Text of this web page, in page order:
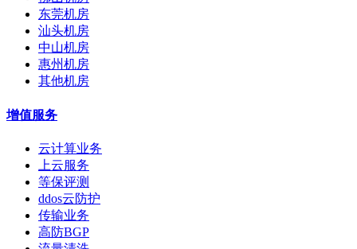
东莞机房
汕头机房
中山机房
惠州机房
其他机房
增值服务
云计算业务
上云服务
等保评测
ddos云防护
传输业务
高防BGP